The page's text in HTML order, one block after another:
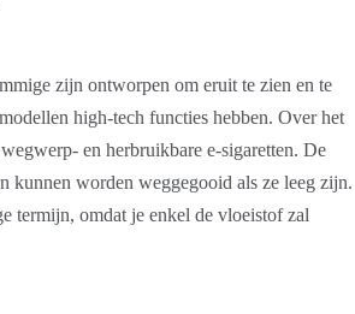
zijn ontworpen om eruit te zien en te
high-tech functies hebben. Over het
en herbruikbare e-sigaretten. De
kunnen worden weggegooid als ze leeg zijn.
termijn, omdat je enkel de vloeistof zal